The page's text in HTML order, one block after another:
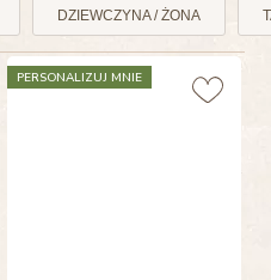
DZIEWCZYNA / ŻONA
PERSONALIZUJ MNIE